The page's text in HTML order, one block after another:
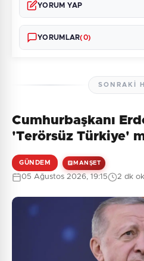
YORUM YAP
Güvenlik
7 + 2
YORUMLAR(0)
Henüz yorum
SONRAKI
Cumhurbaşkanı
'Terörsüz Türkiye'
GÜNDEM MANŞET
05 Ağustos 2026, 19:15 2 dk